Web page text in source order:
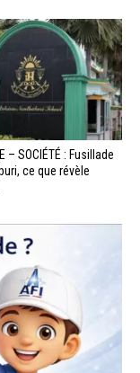
– SOCIÉTÉ : Fusillade
ce que révèle